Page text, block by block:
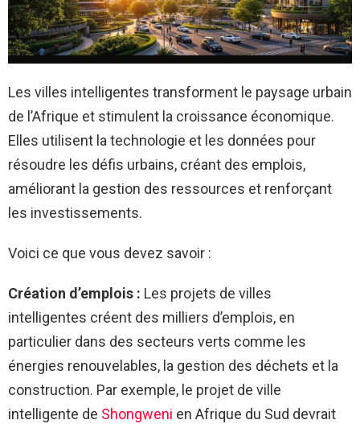
Les villes intelligentes transforment le paysage urbain
de l’Afrique et stimulent la croissance économique.
Elles utilisent la technologie et les données pour
résoudre les défis urbains, créant des emplois,
améliorant la gestion des ressources et renforçant
les investissements.
Voici ce que vous devez savoir :
Création d’emplois : Les projets de villes
intelligentes créent des milliers d’emplois, en
particulier dans des secteurs verts comme les
énergies renouvelables, la gestion des déchets et la
construction. Par exemple, le projet de ville
intelligente de Shongweni en Afrique du Sud devrait